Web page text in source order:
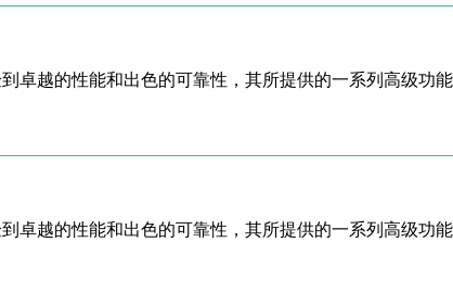
卓越的性能和出色的可靠性，其所提供的一系列高级功
卓越的性能和出色的可靠性，其所提供的一系列高级功